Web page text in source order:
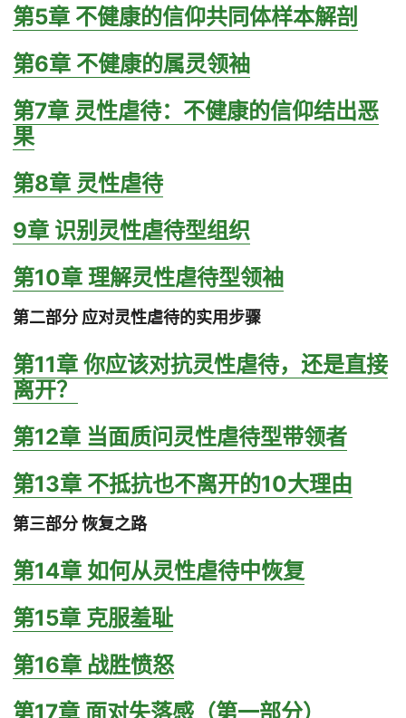
第5章 不健康的信仰共同体样本解剖
第6章 不健康的属灵领袖
第7章 灵性虐待：不健康的信仰结出恶
果
第8章 灵性虐待
9章 识别灵性虐待型组织
第10章 理解灵性虐待型领袖
第二部分 应对灵性虐待的实用步骤
第11章 你应该对抗灵性虐待，还是直接
离开？
第12章 当面质问灵性虐待型带领者
第13章 不抵抗也不离开的10大理由
第三部分 恢复之路
第14章 如何从灵性虐待中恢复
第15章 克服羞耻
第16章 战胜愤怒
第17章 面对失落感（第一部分）